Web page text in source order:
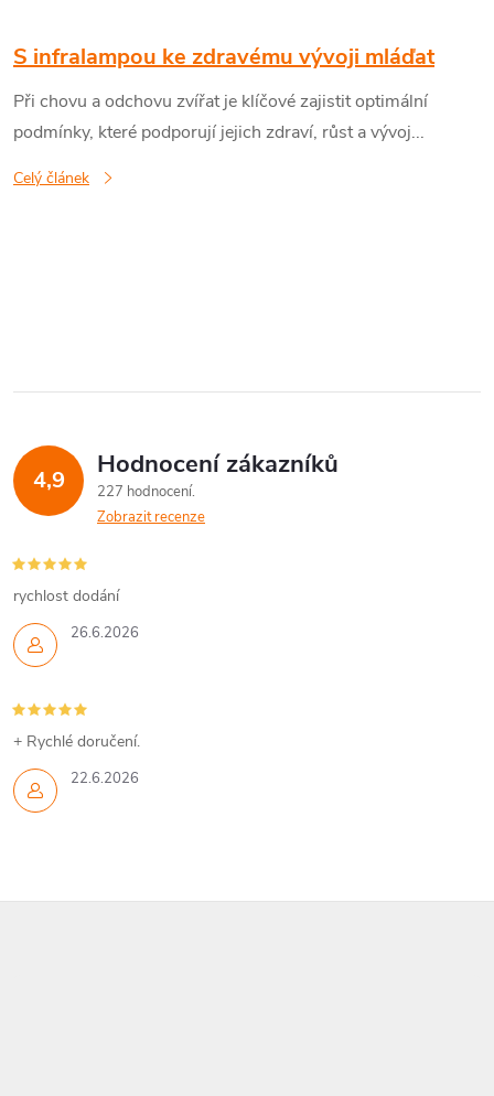
S infralampou ke zdravému vývoji mláďat
Při chovu a odchovu zvířat je klíčové zajistit optimální
podmínky, které podporují jejich zdraví, růst a vývoj...
Celý článek
l
d
a
c
í
p
r
v
k
y
ý
4,9 Hodnocení zákazníků
227 hodnocení
Zobrazit recenze
26.6.2026
rychlost dodání
22.6.2026
+ Rychlé doručení.